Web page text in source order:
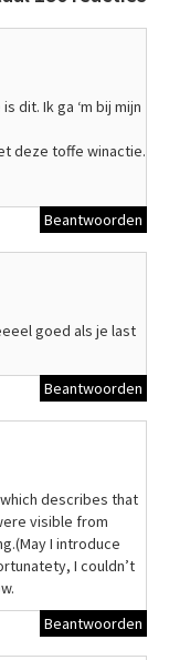
dit. Ik ga ‘m bij mijn
deze toffe winactie.
Beantwoorden
goed als je last
Beantwoorden
describes that
visible from
I introduce
I couldn’t
Beantwoorden